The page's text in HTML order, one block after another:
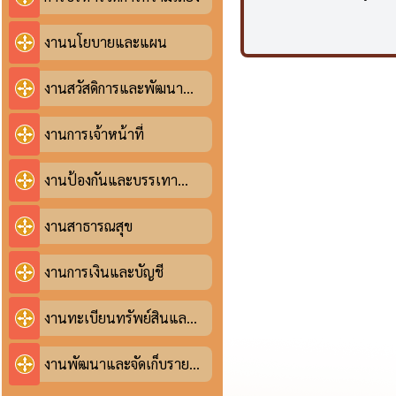
งานนโยบายและแผน
งานสวัสดิการและพัฒนา
ชุมชน
งานการเจ้าหน้าที่
งานป้องกันและบรรเทา
สาธารณภัย
งานสาธารณสุข
งานการเงินและบัญชี
งานทะเบียนทรัพย์สินและ
พัสดุ
งานพัฒนาและจัดเก็บราย
ได้